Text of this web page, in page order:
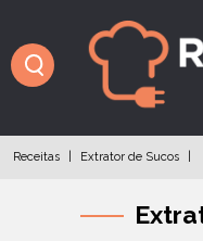
Receitas Extrator de Sucos